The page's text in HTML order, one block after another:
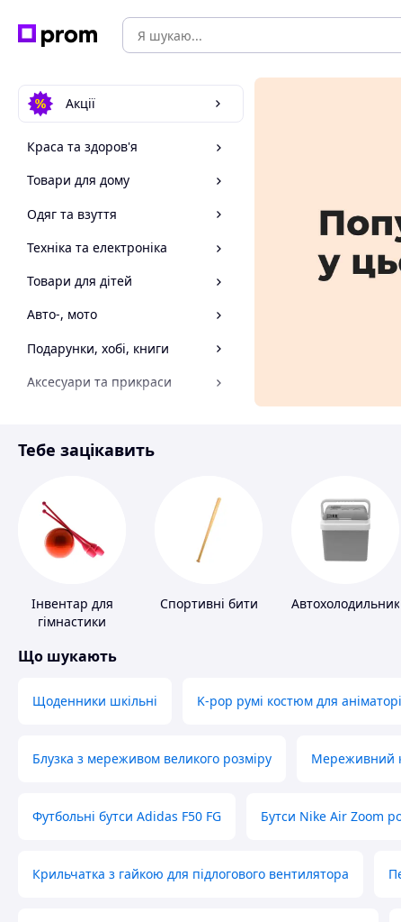
Акції
Краса та здоров'я
Товари для дому
Одяг та взуття
Техніка та електроніка
Товари для дітей
Авто-, мото
Подарунки, хобі, книги
Аксесуари та прикраси
Спорт і відпочинок
Тебе зацікавить
Інвентар для
гімнастики
Спортивні бити Автохолодильники
Що шукають
Щоденники шкільні K-pop румі костюм для
Блузка з мереживом великого розміру Мереживний
Футбольні бутси Adidas F50 FG Бутси Nike Air Zoom
Крильчатка з гайкою для підлогового вентилятора